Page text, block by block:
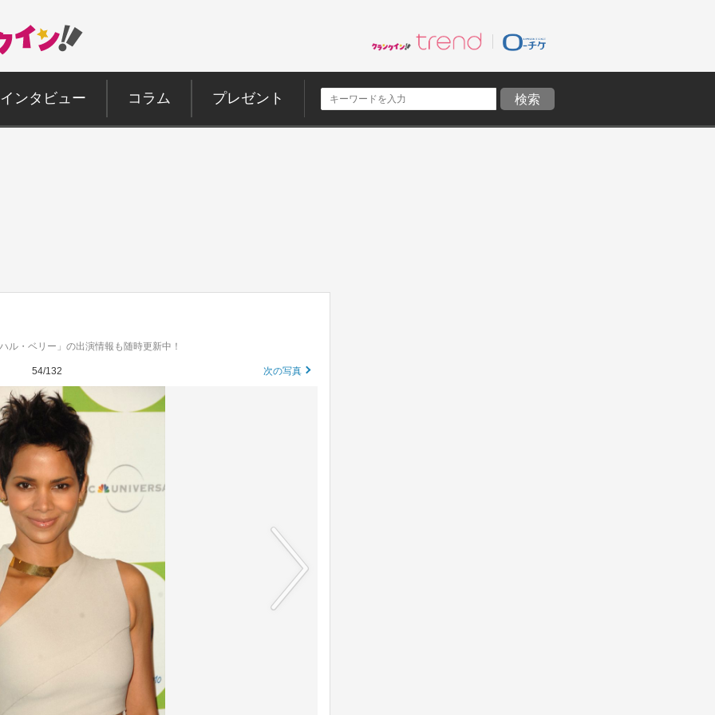
インタビュー コラム プレゼント
ル・ベリー」の出演情報も随時更新中！
54/132 次の写真